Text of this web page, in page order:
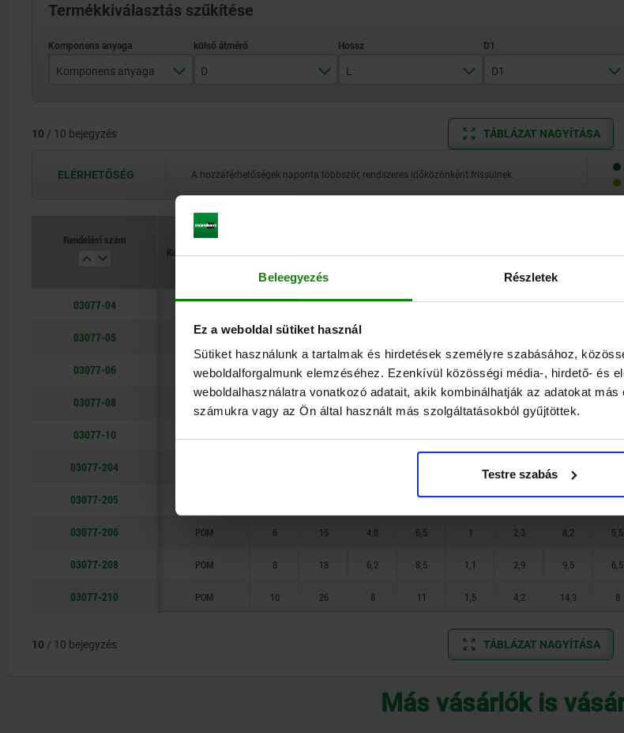
Beleegyezés Részletek
Ez a weboldal sütiket használ
Sütiket használunk a tartalmak és hirdetések személyre szabásához,
weboldalforgalmunk elemzéséhez. Ezenkívül közösségi média-, hirdető- és
weboldalhasználatra vonatkozó adatait, akik kombinálhatják az adatokat
számukra vagy az Ön által használt más szolgáltatásokból gyűjtöttek.
Testre szabás
Termékkiválasztás szűkítése
Komponens anyaga
POM
D
8
L
18
D1
3,8
6,2
10 / 10 bejegyzés TÁBLÁZAT NAGYÍTÁSA
ELÉRHETŐSÉG A hozzáférhetőségek naponta többször, rendszeres időközönként frissülnek.
Rendelési szám
Komponens anyaga
D L D1 D2 L1 L2 L3 H
03077-04 nemesacél 4 10,7 2,8 4,6 0,9 1,8 5,6 2,7
03077-05 nemesacél 5 12
03077-06 nemesacél 6 15 4,8 6,5 1 2,3 8,2 5,5
03077-08
03077-10
03077-204 5,6
03077-205 5,6 0,9 2,1 6 4
03077-206 POM 6 15 4,8 6,5 1 2,3 8,2 5,5
03077-208 POM 8 18 6,2 8,5 1,1 2,9 9,5 6,5
03077-210 POM 10 26 8 11 1,5 4,2 14,3 8
10 / 10 bejegyzés TÁBLÁZAT NAGYÍTÁSA
Más vásárlók is